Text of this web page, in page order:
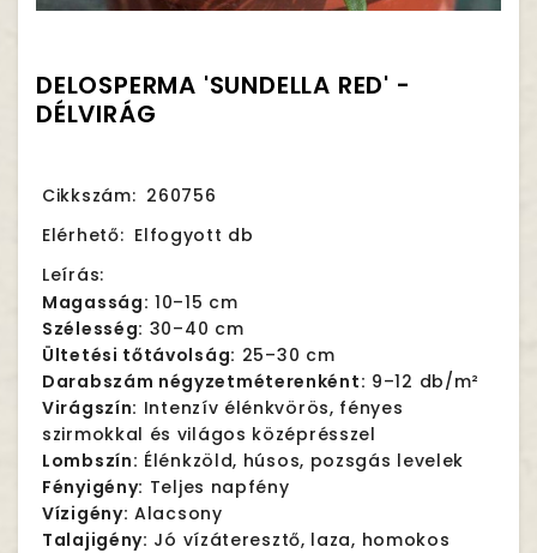
DELOSPERMA 'SUNDELLA RED' -
DÉLVIRÁG
Cikkszám: 260756
Elérhető: Elfogyott db
Leírás:
Magasság: 10–15 cm
Szélesség: 30–40 cm
Ültetési tőtávolság: 25–30 cm
Darabszám négyzetméterenként: 9–12 db/m²
Virágszín: Intenzív élénkvörös, fényes
szirmokkal és világos középrésszel
Lombszín: Élénkzöld, húsos, pozsgás levelek
Fényigény: Teljes napfény
Vízigény: Alacsony
Talajigény: Jó vízáteresztő, laza, homokos